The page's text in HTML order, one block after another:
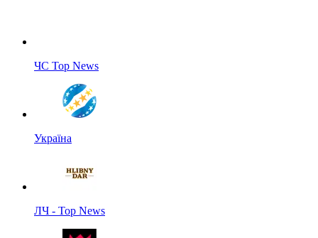
ЧС Top News
Україна
ЛЧ - Top News